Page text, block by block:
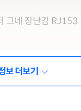
보 더보기